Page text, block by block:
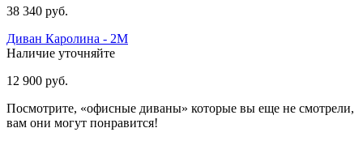
38 340 руб.
Диван Каролина - 2М
Наличие уточняйте
12 900 руб.
Посмотрите, «офисные диваны» которые вы еще не смотрели,
вам они могут понравится!